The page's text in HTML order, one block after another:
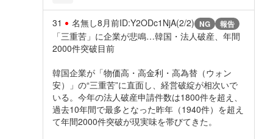
31 名無し8月前ID:Y2ODc1NjA(2/2) NG 報告
「三重苦」に企業が悲鳴…韓国・法人破産、年間
2000件突破目前
韓国企業が「物価高・高金利・高為替（ウォン
安）」の“三重苦”に直面し、経営破綻が相次いで
いる。今年の法人破産申請件数は1800件を超え、
過去10年間で最多となった昨年（1940件）を超え
て年間2000件突破が現実味を帯びてきた。